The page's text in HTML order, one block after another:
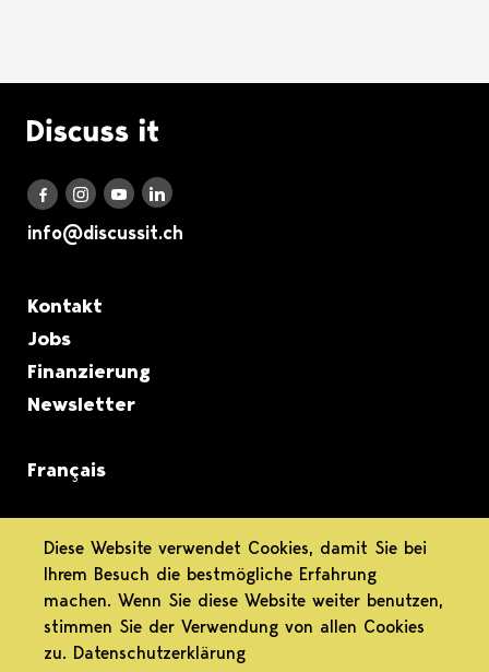
Logo Discuss it
Discuss it auf Facebook
Discuss it auf Instagram
Discuss it auf Youtube
Discuss it auf LinkedIn
info@discussit.ch
Metanavigation
Kontakt
Jobs
Finanzierung
Newsletter
Français
informiert.
differenziert.
engagiert.
Diese Website verwendet Cookies, damit Sie bei
Ihrem Besuch die bestmögliche Erfahrung
machen. Wenn Sie diese Website weiter benutzen,
stimmen Sie der Verwendung von allen Cookies
zu. Datenschutzerklärung